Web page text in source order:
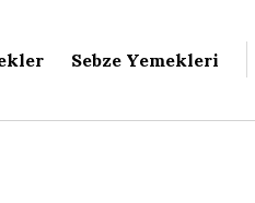
Sebze Yemekleri